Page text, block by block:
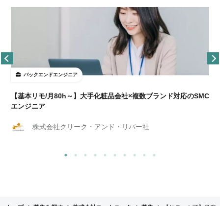
バックエンドエンジニア
【基本リモ/月80h～】大手化粧品会社×複数ブランド対応のSMC
エンジニア
株式会社クリーク・アンド・リバー社